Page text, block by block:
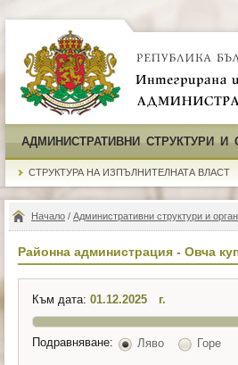
АДМИНИСТРАТИВНИ СТРУКТУРИ И
СТРУКТУРА НА ИЗПЪЛНИТЕЛНАТА ВЛАСТ
Начало / Административни структури и
Районна администрация - Овча
Към дата: г.
Подравняване: Ляво Горе